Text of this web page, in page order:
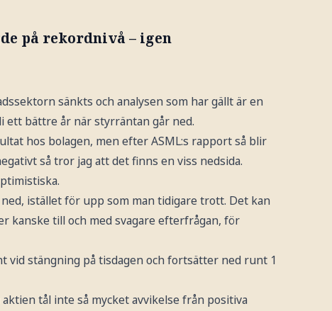
på rekordnivå – igen
sänkts och analysen som har gällt är en
ett bättre år när styrräntan går ned.
hos bolagen, men efter ASML:s rapport så blir
så tror jag att det finns en viss nedsida.
istället för upp som man tidigare trott. Det kan
kanske till och med svagare efterfrågan, för
vid stängning på tisdagen och fortsätter ned runt 1
tål inte så mycket avvikelse från positiva